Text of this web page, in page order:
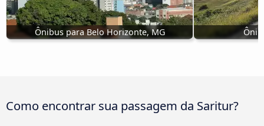
Ônibus para Belo Horizonte, MG
Como encontrar sua passagem da Saritur?